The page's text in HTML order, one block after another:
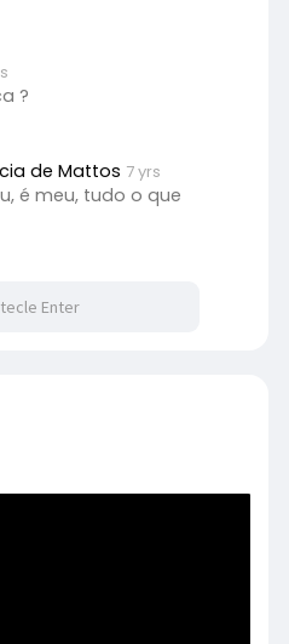
?
de Mattos 7 yrs
é meu, tudo o que